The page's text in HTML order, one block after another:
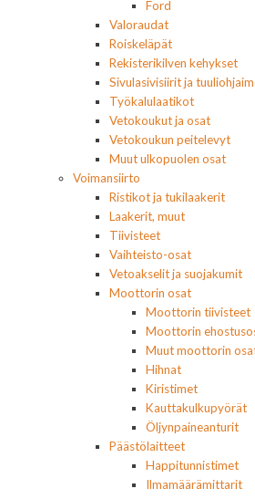
Ford
Valoraudat
Roiskeläpät
Rekisterikilven kehykset
Sivulasivisiirit ja
Työkalulaatikot
Vetokoukut ja osat
Vetokoukun peitelevyt
Muut ulkopuolen osat
Voimansiirto
Ristikot ja tukilaakerit
Laakerit, muut
Tiivisteet
Vaihteisto-osat
Vetoakselit ja suojakumit
Moottorin osat
Moottorin tiivisteet
Moottorin
Muut moottorin
Hihnat
Kiristimet
Kauttakulkupyörät
Öljynpaineanturit
Päästölaitteet
Happitunnistimet
Ilmamäärämittarit